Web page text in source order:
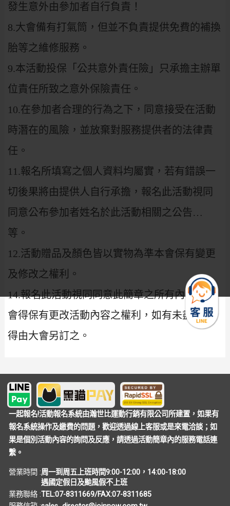
發生意外由參加者自行負責！
8.大會備有打氣筒，但並不負責提供免費的補換
胎等之維修服務。
9.本活動投保「公共意外責任險」只承擔主辦單
位責任所致之意外保險責任。
10.在參加者合理的行為之下，同意接受在活動
時潛在的風險，並放棄對服務提供者的法律責
任。
11.報名所填寫之個人資料均屬實，若有錯誤一
切後果將由提供人自行承擔，報名此活動視同
同意公布參加者姓名於此活動相關之公告…
等。
12.活動贈品及顏色皆以實物為準本會保有變更
及修改之權利。
14.報名此活動視同同意此簡章之所有內容。本
會得保有更改活動內容之權利，如有未盡事宜
得由大會另訂之。
一起報名!活動報名系統由瀚世比運動行銷有限公司所建置，如果有
報名系統操作及繳費的問題，歡迎透過線上客服或是來電洽談；如
果是個別活動內容的詢問及反應，請透過活動簡章內的服務電話連
繫。
營業時間 :周一到周五上班時間9:00-12:00，14:00-18:00
遇國定假日及颱風假不上班
業務聯絡 :TEL:07-8311669/FAX:07-8311685